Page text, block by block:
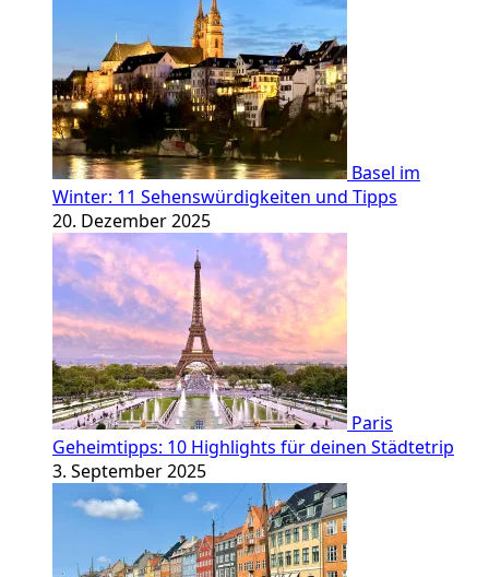
Basel im
Winter: 11 Sehenswürdigkeiten und Tipps
20. Dezember 2025
Paris
Geheimtipps: 10 Highlights für deinen Städtetrip
3. September 2025